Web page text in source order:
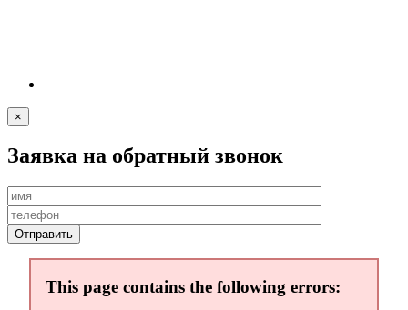
×
Заявка на обратный звонок
This page contains the following errors: